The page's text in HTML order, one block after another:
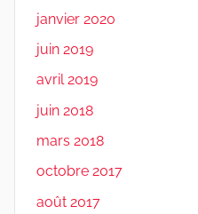
janvier 2020
juin 2019
avril 2019
juin 2018
mars 2018
octobre 2017
août 2017